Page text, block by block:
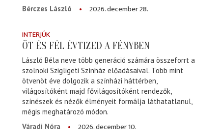
Bérczes László
2026. december 28.
INTERJÚK
ÖT ÉS FÉL ÉVTIZED A FÉNYBEN
László Béla neve több generáció számára összeforrt a
szolnoki Szigligeti Színház előadásaival. Több mint
ötvenöt éve dolgozik a színházi háttérben,
világosítóként majd fővilágosítóként rendezők,
színészek és nézők élményeit formálja láthatatlanul,
mégis meghatározó módon.
Váradi Nóra
2026. december 10.